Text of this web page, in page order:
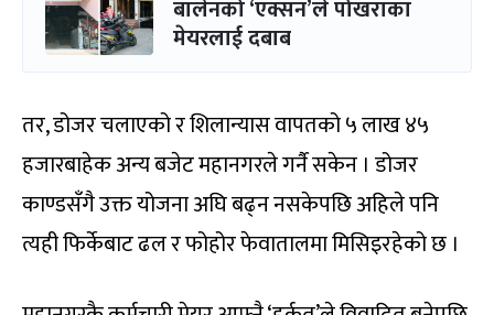
बालेनको ‘एक्सन’ले पोखराका
मेयरलाई दबाब
तर, डोजर चलाएको र शिलान्यास वापतको ५ लाख ४५
हजारबाहेक अन्य बजेट महानगरले गर्नै सकेन । डोजर
काण्डसँगै उक्त योजना अघि बढ्न नसकेपछि अहिले पनि
त्यही फिर्केबाट ढल र फोहोर फेवातालमा मिसिइरहेको छ ।